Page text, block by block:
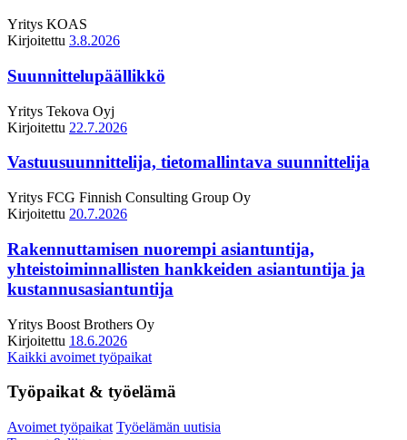
Yritys KOAS
Kirjoitettu 3.8.2026
Suunnittelupäällikkö
Yritys Tekova Oyj
Kirjoitettu 22.7.2026
Vastuusuunnittelija, tietomallintava suunnittelija
Yritys FCG Finnish Consulting Group Oy
Kirjoitettu 20.7.2026
Rakennuttamisen nuorempi asiantuntija,
yhteistoiminnallisten hankkeiden asiantuntija ja
kustannusasiantuntija
Yritys Boost Brothers Oy
Kirjoitettu 18.6.2026
Kaikki avoimet työpaikat
Työpaikat & työelämä
Avoimet työpaikat Työelämän uutisia